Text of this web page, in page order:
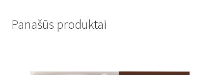
Panašūs produktai